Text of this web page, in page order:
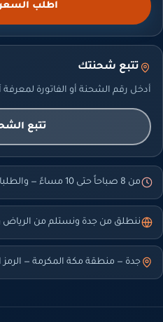
اطلب السعر
تتبع شحنتك
أدخل رقم الشحنة أو الفاتورة لمعرفة
تتبع
من 8 صباحاً حتى 10 مساءً — والطلبات أونلاين طوال الوقت
ننطلق من جدة ونستلم من الرياض
جدة — منطقة مكة المكرمة — الرمز